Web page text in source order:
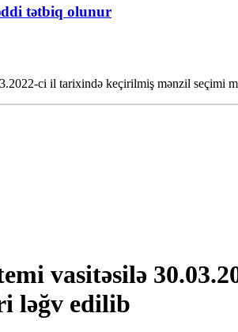
tətbiq olunur
ci il tarixində keçirilmiş mənzil seçimi
vasitəsilə
ləğv edilib